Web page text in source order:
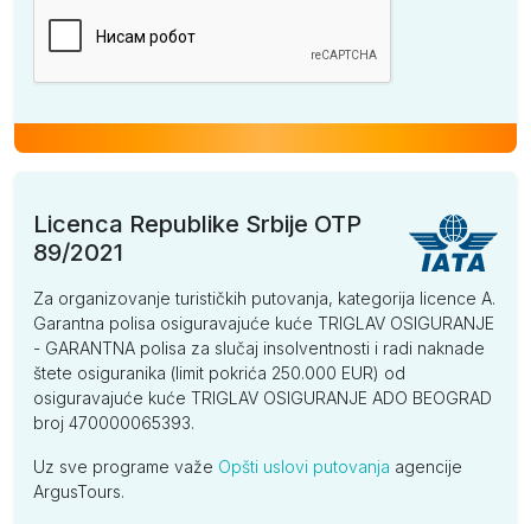
Licenca Republike Srbije OTP
89/2021
Za organizovanje turističkih putovanja, kategorija licence A.
Garantna polisa osiguravajuće kuće TRIGLAV OSIGURANJE
- GARANTNA polisa za slučaj insolventnosti i radi naknade
štete osiguranika (limit pokrića 250.000 EUR) od
osiguravajuće kuće TRIGLAV OSIGURANJE ADO BEOGRAD
broj 470000065393.
Uz sve programe važe Opšti uslovi putovanja agencije
ArgusTours.